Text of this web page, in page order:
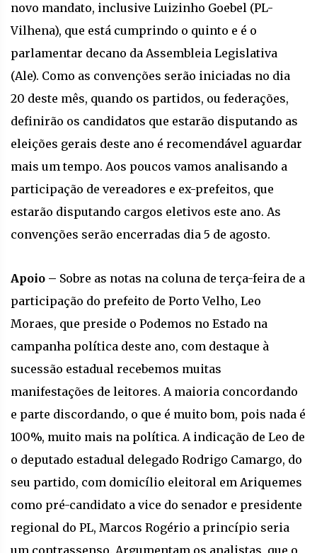
novo mandato, inclusive Luizinho Goebel (PL-
Vilhena), que está cumprindo o quinto e é o
parlamentar decano da Assembleia Legislativa
(Ale). Como as convenções serão iniciadas no dia
20 deste mês, quando os partidos, ou federações,
definirão os candidatos que estarão disputando as
eleições gerais deste ano é recomendável aguardar
mais um tempo. Aos poucos vamos analisando a
participação de vereadores e ex-prefeitos, que
estarão disputando cargos eletivos este ano. As
convenções serão encerradas dia 5 de agosto.
Apoio – Sobre as notas na coluna de terça-feira de a
participação do prefeito de Porto Velho, Leo
Moraes, que preside o Podemos no Estado na
campanha política deste ano, com destaque à
sucessão estadual recebemos muitas
manifestações de leitores. A maioria concordando
e parte discordando, o que é muito bom, pois nada é
100%, muito mais na política. A indicação de Leo de
o deputado estadual delegado Rodrigo Camargo, do
seu partido, com domicílio eleitoral em Ariquemes
como pré-candidato a vice do senador e presidente
regional do PL, Marcos Rogério a princípio seria